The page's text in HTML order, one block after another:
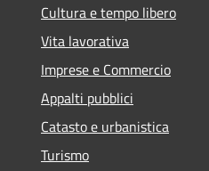
Cultura e tempo libero
Vita lavorativa
Imprese e Commercio
Appalti pubblici
Catasto e urbanistica
Turismo